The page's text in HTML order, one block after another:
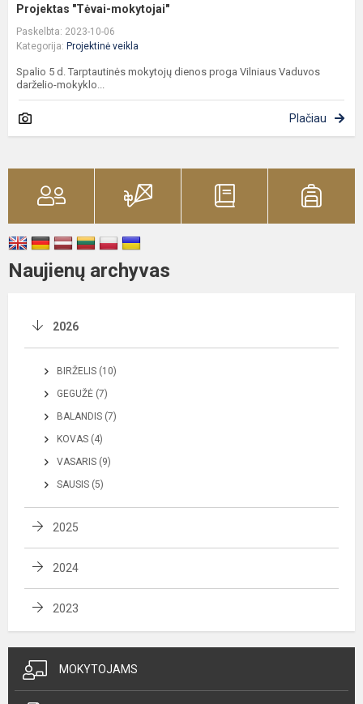
Projektas "Tėvai-mokytojai"
Paskelbta: 2023-10-06
Kategorija: Projektinė veikla
Spalio 5 d. Tarptautinės mokytojų dienos proga Vilniaus Vaduvos
darželio-mokyklo...
Plačiau
Naujienų archyvas
2026
BIRŽELIS (10)
GEGUŽĖ (7)
BALANDIS (7)
KOVAS (4)
VASARIS (9)
SAUSIS (5)
2025
2024
2023
MOKYTOJAMS